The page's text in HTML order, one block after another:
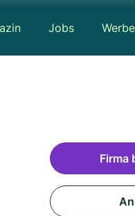
Jobs
Firma